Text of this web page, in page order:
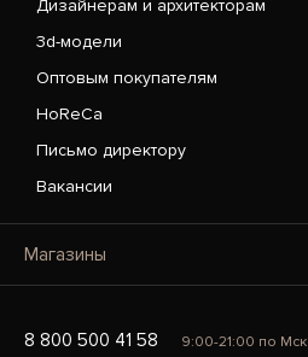
Дизайнерам и архитекторам
3d-модели
Оптовым покупателям
HoReCa
Письмо директору
Вакансии
Магазины
8 800 500 41 58 9:00-21:00 по Мск